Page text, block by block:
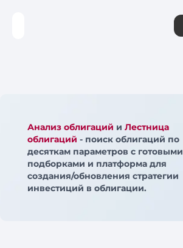
Анализ облигаций и Лестница
облигаций - поиск облигаций по
десяткам параметров с готовыми
подборками и платформа для
создания/обновления стратегии
инвестиций в облигации.